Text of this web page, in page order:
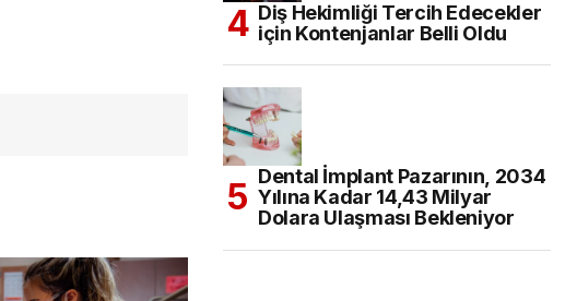
Diş Hekimliği Tercih Edecekler
için Kontenjanlar Belli Oldu
Dental İmplant Pazarının, 2034
Yılına Kadar 14,43 Milyar
Dolara Ulaşması Bekleniyor